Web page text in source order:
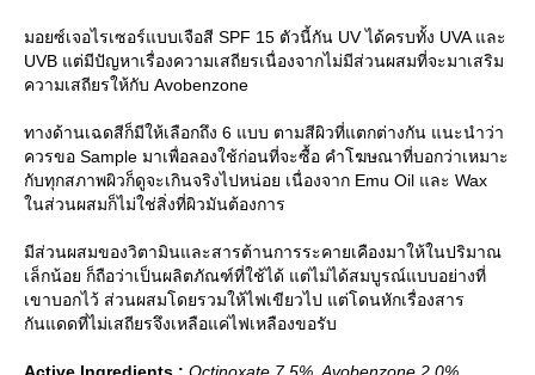
มอยซ์เจอไรเซอร์แบบเจือสี SPF 15 ตัวนี้กัน UV ได้ครบทั้ง UVA และ
UVB แต่มีปัญหาเรื่องความเสถียรเนื่องจากไม่มีส่วนผสมที่จะมาเสริม
ความเสถียรให้กับ Avobenzone
ทางด้านเฉดสีก็มีให้เลือกถึง 6 แบบ ตามสีผิวที่แตกต่างกัน แนะนำว่า
ควรขอ Sample มาเพื่อลองใช้ก่อนที่จะซื้อ คำโฆษณาที่บอกว่าเหมาะ
กับทุกสภาพผิวก็ดูจะเกินจริงไปหน่อย เนื่องจาก Emu Oil และ Wax
นส่วนผสมก็ไม่ใช่สิ่งที่ผิวมันต้องการ
มีส่วนผสมของวิตามินและสารต้านการระคายเคืองมาให้ในปริมาณ
เล็กน้อย ก็ถือว่าเป็นผลิตภัณฑ์ที่ใช้ได้ แต่ไม่ได้สมบูรณ์แบบอย่างที่
เขาบอกไว้ ส่วนผสมโดยรวมให้ไฟเขียวไป แต่โดนหักเรื่องสาร
กันแดดที่ไม่เสถียรจึงเหลือแค่ไฟเหลืองขอรับ